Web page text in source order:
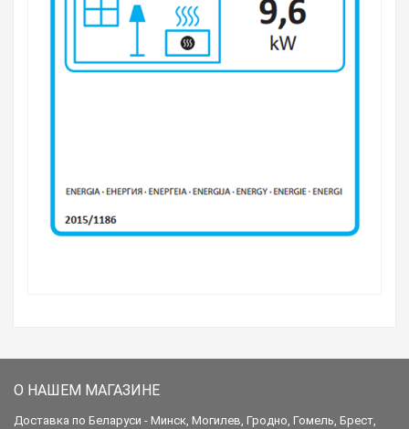
О НАШЕМ МАГАЗИНЕ
Доставка по Беларуси - Минск, Могилев, Гродно, Гомель, Брест,